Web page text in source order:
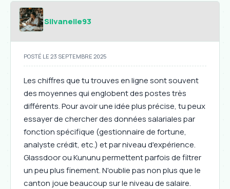
Silvanelle93
POSTÉ LE 23 SEPTEMBRE 2025
Les chiffres que tu trouves en ligne sont souvent
des moyennes qui englobent des postes très
différents. Pour avoir une idée plus précise, tu peux
essayer de chercher des données salariales par
fonction spécifique (gestionnaire de fortune,
analyste crédit, etc.) et par niveau d'expérience.
Glassdoor ou Kununu permettent parfois de filtrer
un peu plus finement. N'oublie pas non plus que le
canton joue beaucoup sur le niveau de salaire.